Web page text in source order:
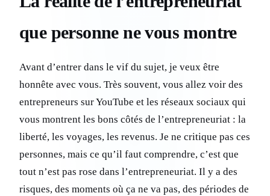
que personne ne vous montre
Avant d’entrer dans le vif du sujet, je veux être
honnête avec vous. Très souvent, vous allez voir des
entrepreneurs sur YouTube et les réseaux sociaux qui
vous montrent les bons côtés de l’entrepreneuriat : la
liberté, les voyages, les revenus. Je ne critique pas ces
personnes, mais ce qu’il faut comprendre, c’est que
tout n’est pas rose dans l’entrepreneuriat. Il y a des
risques, des moments où ça ne va pas, des périodes de